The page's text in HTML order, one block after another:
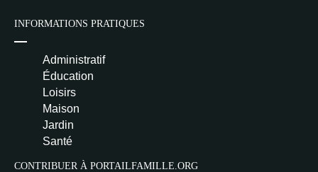
Avis
Email (facultatif)
INFORMATIONS PRATIQUES
Administratif
Éducation
Loisirs
Maison
Jardin
Santé
CONTRIBUER À PORTAILFAMILLE.ORG